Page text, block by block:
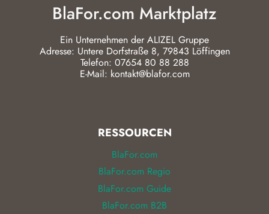
BlaFor.com Marktplatz
Ein Unternehmen der ALIZEL Gruppe
Adresse: Untere Dorfstraße 8, 79843 Löffingen
Telefon: 07654 80 88 288
E-Mail: kontakt@blafor.com
RESSOURCEN
BlaFor.com
BlaFor.com Regio
BlaFor.com Guide
BlaFor.com B2B